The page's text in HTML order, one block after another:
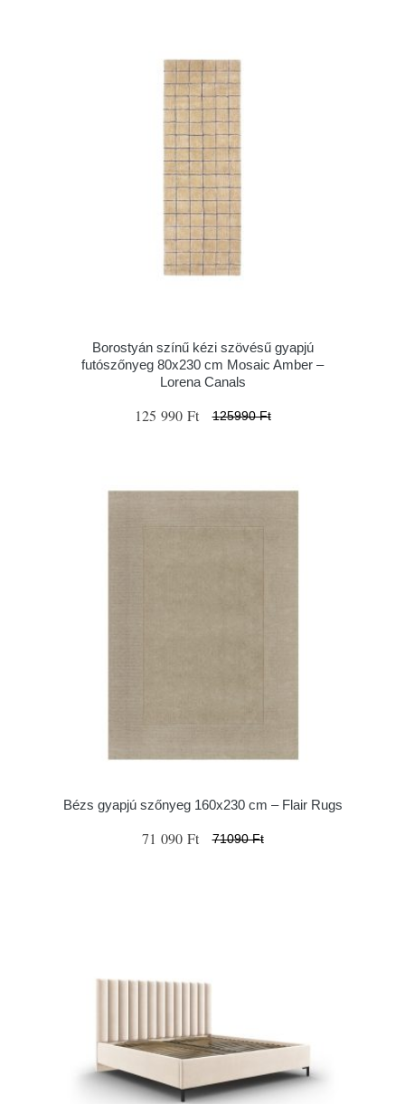
Borostyán színű kézi szövésű gyapjú
futószőnyeg 80x230 cm Mosaic Amber –
Lorena Canals
125 990 Ft 125990 Ft
Bézs gyapjú szőnyeg 160x230 cm – Flair Rugs
71 090 Ft 71090 Ft